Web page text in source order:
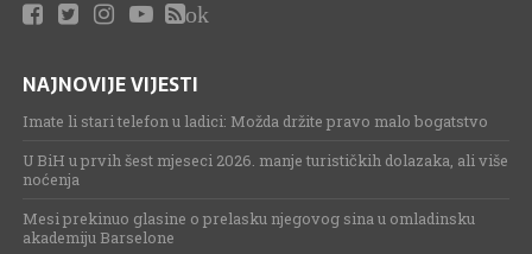
ok
NAJNOVIJE VIJESTI
Imate li stari telefon u ladici: Možda držite pravo malo bogatstvo
U BiH u prvih šest mjeseci 2026. manje turističkih dolazaka, ali više
noćenja
Mesi prekinuo glasine o prelasku njegovog sina u omladinsku
akademiju Barselone